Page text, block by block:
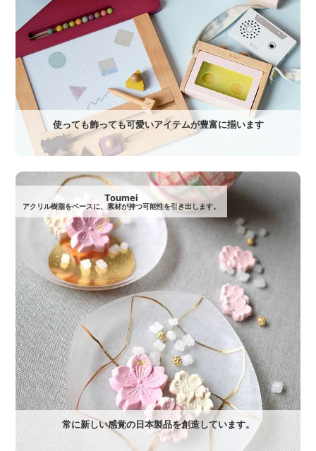
使っても飾っても可愛いアイテムが豊富に揃います
Toumei
アクリル樹脂をベースに、素材が持つ可能性を引き出します。
常に新しい感覚の日本製品を創造しています。